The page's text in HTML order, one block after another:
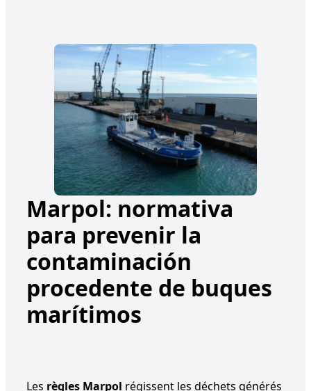
Marpol: normativa
para prevenir la
contaminación
procedente de buques
marítimos
Les règles Marpol régissent les déchets générés